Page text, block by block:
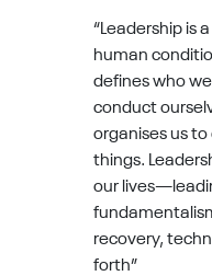
“Leadership is
human
defines who
conduct
organises us
things.
our
recovery,
forth”